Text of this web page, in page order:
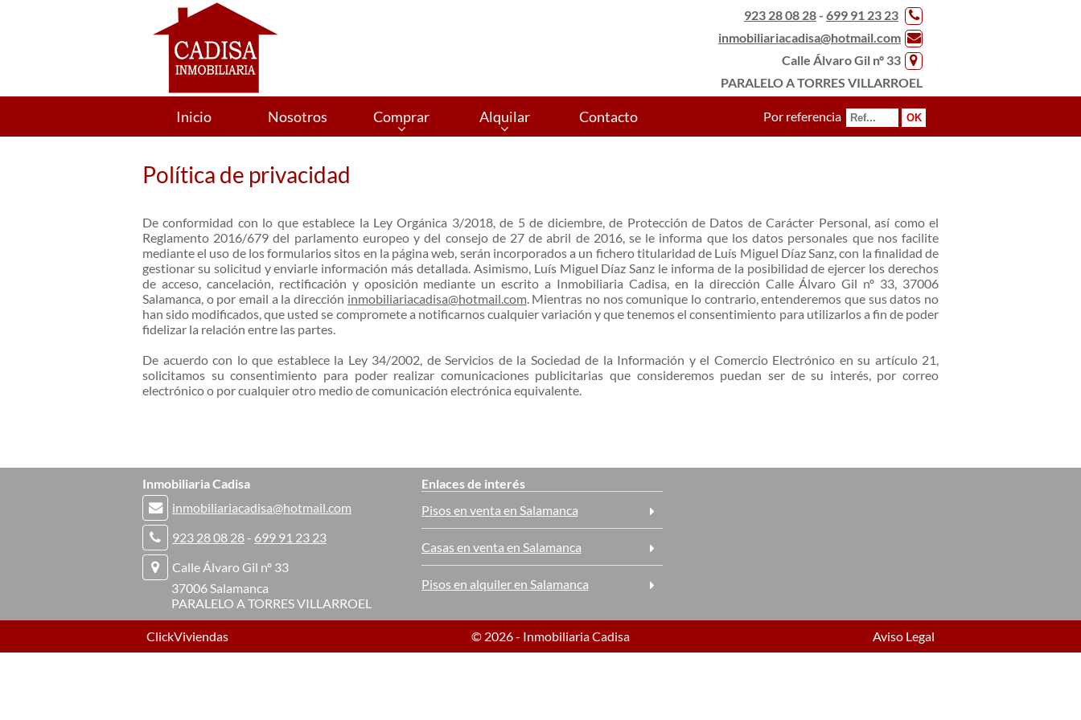
923 28 08 28- 699 91 23 23
inmobiliariacadisa@hotmail.com
Calle Álvaro Gil nº 33
PARALELO A TORRES VILLARROEL
Inicio Nosotros Comprar Alquilar Contacto Por referencia
Política de privacidad
De conformidad con lo que establece la Ley Orgánica 3/2018, de 5 de diciembre, de Protección de Datos de Carácter Personal, así como el
Reglamento 2016/679 del parlamento europeo y del consejo de 27 de abril de 2016, se le informa que los datos personales que nos facilite
mediante el uso de los formularios sitos en la página web, serán incorporados a un fichero titularidad de Luís Miguel Díaz Sanz, con la finalidad de
gestionar su solicitud y enviarle información más detallada. Asimismo, Luís Miguel Díaz Sanz le informa de la posibilidad de ejercer los derechos
de acceso, cancelación, rectificación y oposición mediante un escrito a Inmobiliaria Cadisa, en la dirección Calle Álvaro Gil nº 33, 37006
Salamanca, o por email a la dirección inmobiliariacadisa@hotmail.com. Mientras no nos comunique lo contrario, entenderemos que sus datos no
han sido modificados, que usted se compromete a notificarnos cualquier variación y que tenemos el consentimiento para utilizarlos a fin de poder
fidelizar la relación entre las partes.
De acuerdo con lo que establece la Ley 34/2002, de Servicios de la Sociedad de la Información y el Comercio Electrónico en su artículo 21,
solicitamos su consentimiento para poder realizar comunicaciones publicitarias que consideremos puedan ser de su interés, por correo
electrónico o por cualquier otro medio de comunicación electrónica equivalente.
Inmobiliaria Cadisa
inmobiliariacadisa@hotmail.com
923 28 08 28 - 699 91 23 23
Calle Álvaro Gil nº 33
37006 Salamanca
PARALELO A TORRES VILLARROEL
Enlaces de interés
Pisos en venta en Salamanca
Casas en venta en Salamanca
Pisos en alquiler en Salamanca
ClickViviendas © 2026 - Inmobiliaria Cadisa Aviso Legal